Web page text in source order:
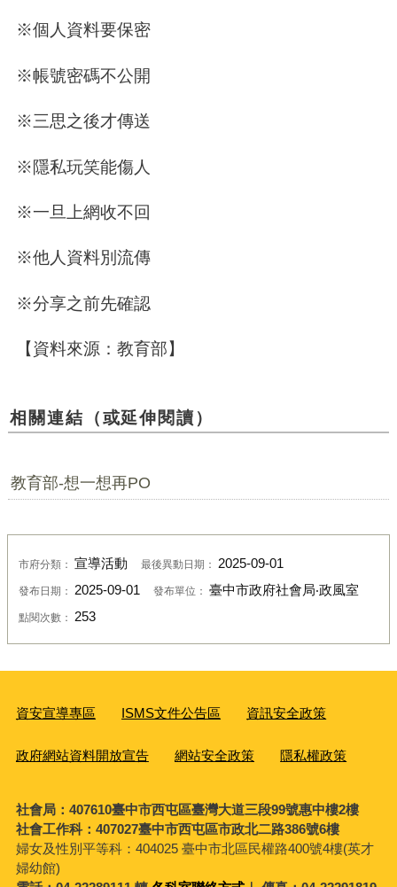
※個人資料要保密
※帳號密碼不公開
※三思之後才傳送
※隱私玩笑能傷人
※一旦上網收不回
※他人資料別流傳
※分享之前先確認
【資料來源：教育部】
相關連結（或延伸閱讀）
教育部-想一想再PO
市府分類： 宣導活動 最後異動日期： 2025-09-01
發布日期： 2025-09-01 發布單位： 臺中市政府社會局‧政風室
點閱次數： 253
資安宣導專區 ISMS文件公告區 資訊安全政策
政府網站資料開放宣告 網站安全政策 隱私權政策
社會局：407610臺中市西屯區臺灣大道三段99號惠中樓2樓
社會工作科：407027臺中市西屯區市政北二路386號6樓
婦女及性別平等科： 404025 臺中市北區民權路400號4樓(英才
婦幼館)